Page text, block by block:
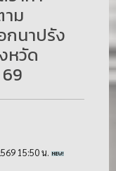
ม
กนาปรัง
หวัด
15:50 น.